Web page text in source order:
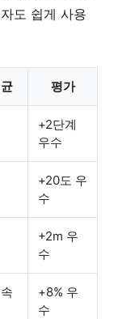
도 쉽게 사용
평가
+2단계
우수
+20도 우
수
+2m 우
수
+8% 우
수